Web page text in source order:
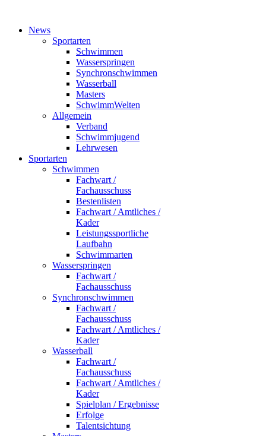
News
Sportarten
Schwimmen
Wasserspringen
Synchronschwimmen
Wasserball
Masters
SchwimmWelten
Allgemein
Verband
Schwimmjugend
Lehrwesen
Sportarten
Schwimmen
Fachwart /
Fachausschuss
Bestenlisten
Fachwart / Amtliches /
Kader
Leistungssportliche
Laufbahn
Schwimmarten
Wasserspringen
Fachwart /
Fachausschuss
Synchronschwimmen
Fachwart /
Fachausschuss
Fachwart / Amtliches /
Kader
Wasserball
Fachwart /
Fachausschuss
Fachwart / Amtliches /
Kader
Spielplan / Ergebnisse
Erfolge
Talentsichtung